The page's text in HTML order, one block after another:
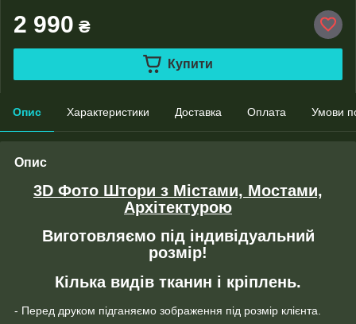
2 990 ₴
Купити
Опис Характеристики Доставка Оплата Умови
Опис
3D Фото Штори з Містами, Мостами,
Архітектурою
Виготовляємо під індивідуальний
розмір!
Кілька видів тканин і кріплень.
- Перед друком підганяємо зображення під розмір клієнта.